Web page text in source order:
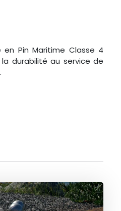
Pin Maritime Classe 4
la durabilité au service de